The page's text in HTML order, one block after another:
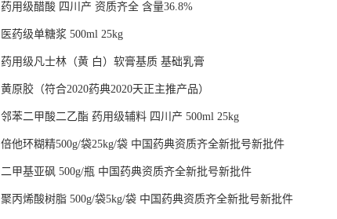
药用级醋酸 四川产 资质齐全 含量36.8%
医药级单糖浆 500ml 25kg
药用级凡士林（黄 白）软膏基质 基础乳膏
黄原胶（符合2020药典2020天正主推产品）
邻苯二甲酸二乙酯 药用级辅料 四川产 500ml 25kg
倍他环糊精500g/袋25kg/袋 中国药典资质齐全新批号新批件
二甲基亚砜 500g/瓶 中国药典资质齐全新批号新批件
聚丙烯酸树脂 500g/袋5kg/袋 中国药典资质齐全新批号新批件